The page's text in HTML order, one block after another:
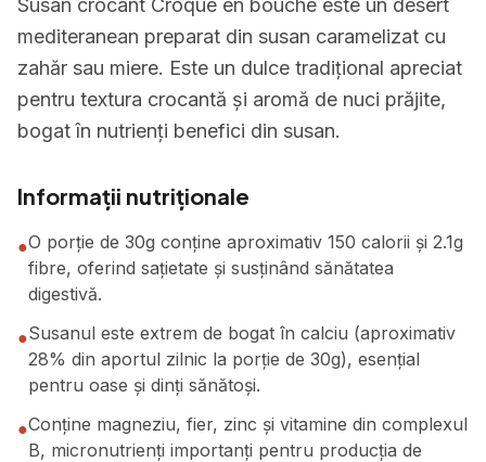
Susan crocant Croque en bouche este un desert
mediteranean preparat din susan caramelizat cu
zahăr sau miere. Este un dulce tradițional apreciat
pentru textura crocantă și aromă de nuci prăjite,
bogat în nutrienți benefici din susan.
Informații nutriționale
●O porție de 30g conține aproximativ 150 calorii și 2.1g
fibre, oferind sațietate și susținând sănătatea
digestivă.
●Susanul este extrem de bogat în calciu (aproximativ
28% din aportul zilnic la porție de 30g), esențial
pentru oase și dinți sănătoși.
●Conține magneziu, fier, zinc și vitamine din complexul
B, micronutrienți importanți pentru producția de